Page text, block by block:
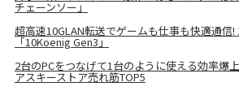
チェーンソー」
超高速10GLAN転送でゲームも仕事も快適通信
「10Koenig Gen3」
2台のPCをつなげて1台のように使える効率爆
アスキーストア売れ筋TOP5